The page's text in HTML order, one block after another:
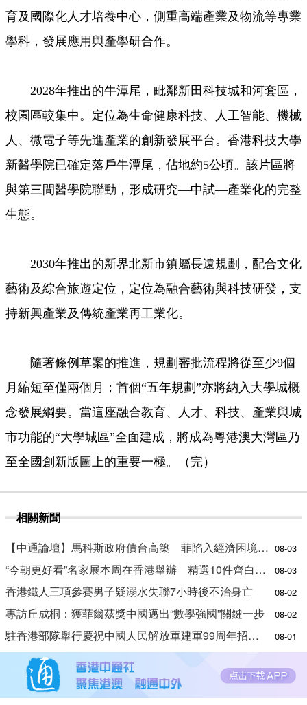
育及國際化人才培養中心，側重高端產業及物流等專業
學科，發展應用與產學研合作。
2028年推出的牛潭尾，毗鄰新田科技城和河套區，
校園區較集中。定位為生命健康科技、人工智能、機械
人、微電子等先進產業的創新發展平台。香港科技大學
新醫學院已確定落戶牛潭尾，佔地約5公頃。該片區將
與第三間醫學院聯動，形成研究—中試—產業化的完整
生態。
2030年推出的新界北新市鎮屬長遠規劃，配合文化
藝術及綜合旅遊定位，定位為融合藝術與科技研發，支
持新興產業及傳統產業再工業化。
隨著條例草案的推進，規劃審批流程將從至少9個
月縮短至僅兩個月；首個“五年規劃”亦將納入大學城概
念發展綱要。當這座融合教育、人才、科技、產業與城
市功能的“大學城區”全面建成，將成為粵港澳大灣區乃
至全國創新版圖上的重要一極。（完）
相關新聞
【中通論壇】馬科斯政府債台高築 菲陷入經濟困境與南海對抗惡循環？ 08-03
“今朝更好看”名家展本周在香港舉辦 精選10件齊白石作品 08-03
香港鐵人三項參賽男子疑溺水失聯7小時後不治身亡 08-02
專訪丘成桐：獲菲爾茲獎中國邁出“數學強國”關鍵一步 08-02
駐香港部隊舉行慶祝中國人民解放軍建軍99周年招待會 08-01